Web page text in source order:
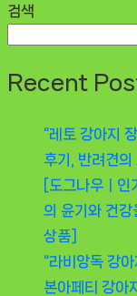
검색
Recent
“레토 강아지
후기, 반려견
[도그나우ㅣ인
의 윤기와 건
상품]
“라비앙독 강
본아페티 강아